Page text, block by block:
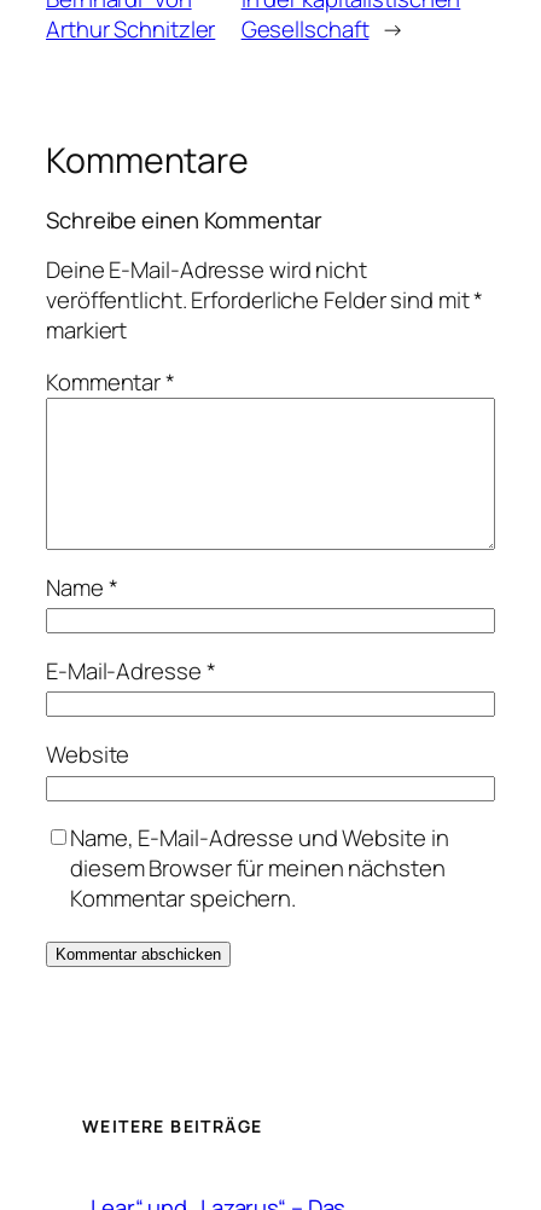
Arthur Schnitzler
Gesellschaft →
Kommentare
Schreibe einen Kommentar
Deine E-Mail-Adresse wird nicht
veröffentlicht.Erforderliche Felder sind mit*
markiert
Kommentar*
Name*
E-Mail-Adresse*
Website
Name, E-Mail-Adresse und Website in
diesem Browser für meinen nächsten
Kommentar speichern.
WEITERE BEITRÄGE